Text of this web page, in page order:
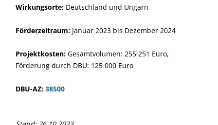
Wirkungsorte: Deutschland und Ungarn
Förderzeitraum: Januar 2023 bis Dezember 2024
Projektkosten: Gesamtvolumen: 255 251 Euro,
Förderung durch DBU: 125 000 Euro
DBU-AZ: 38500